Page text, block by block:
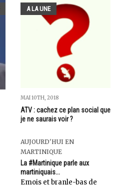
A LA UNE
MAI 10TH, 2018
ATV : cachez ce plan social que
je ne saurais voir ?
AUJOURD'HUI EN
MARTINIQUE
La #Martinique parle aux
martiniquais...
Emois et branle-bas de